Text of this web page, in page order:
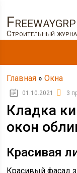
Строительный
Главная »Окна
01.10.2021 3
Кладка
окон
Красивая
Красивый фасад